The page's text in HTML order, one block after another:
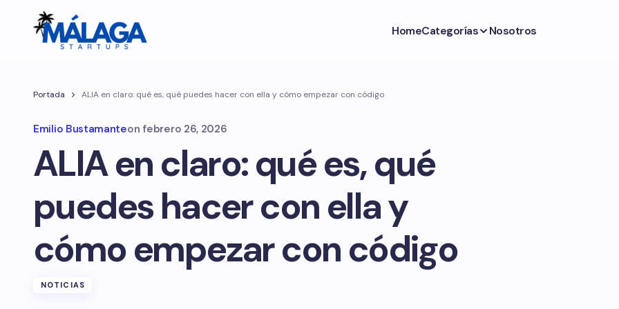
HomeCategorías Nosotros
Portada ALIA en claro: qué es, qué puedes hacer con ella y cómo empezar con código
Emilio Bustamanteon febrero 26, 2026
ALIA en claro: qué es, qué
puedes hacer con ella y
cómo empezar con código
NOTICIAS